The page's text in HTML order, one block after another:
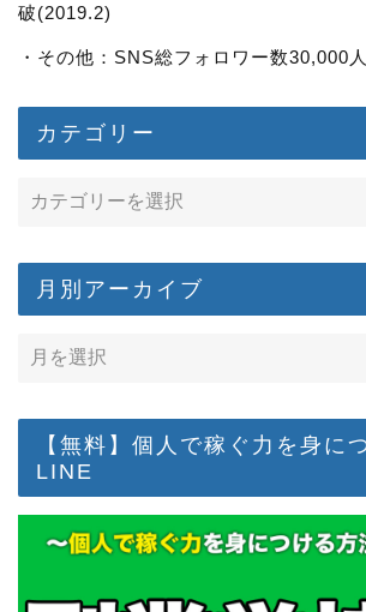
破(2019.2)
・その他：SNS総フォロワー数30,000
カテゴリー
月別アーカイブ
【無料】個人で稼ぐ力を身に
LINE